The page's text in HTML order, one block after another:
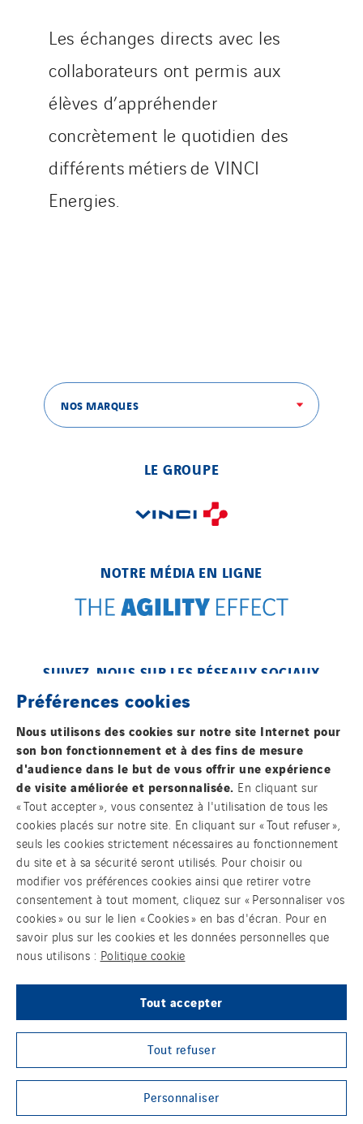
Les échanges directs avec les
collaborateurs ont permis aux
élèves d’appréhender
concrètement le quotidien des
différents métiers de VINCI
Energies.
NOS MARQUES
LE GROUPE
NOTRE MÉDIA EN LIGNE
SUIVEZ-NOUS SUR LES RÉSEAUX SOCIAUX
Contact
Mentions légales
Cookies
Accessibilité : Partiellement conforme
VINCI Energies CSIRT
Plan du site
Sites du groupe
Top Thermique
TranzCom
Tunzini Antilles
Tunzini Grand Ouest
Tunzini Maintenance Nucléaire
TUNZINI Nucléaire
Tunzini Paris
VINCI Stiftung
Germany
Netherlands
Nordic countries
Norway
Poland
Portugal
Romania
Slovakia
Spain
Sweden
Switzerland
United Kingdom
Préférences cookies
Nous utilisons des cookies sur notre site Internet pour
son bon fonctionnement et à des fins de mesure
d'audience dans le but de vous offrir une expérience
de visite améliorée et personnalisée. En cliquant sur
« Tout accepter », vous consentez à l'utilisation de tous les
cookies placés sur notre site. En cliquant sur « Tout refuser »,
seuls les cookies strictement nécessaires au fonctionnement
du site et à sa sécurité seront utilisés. Pour choisir ou
modifier vos préférences cookies ainsi que retirer votre
consentement à tout moment, cliquez sur « Personnaliser vos
cookies » ou sur le lien « Cookies » en bas d'écran. Pour en
savoir plus sur les cookies et les données personnelles que
nous utilisons : Politique cookie
Tout accepter
Tout refuser
Personnaliser